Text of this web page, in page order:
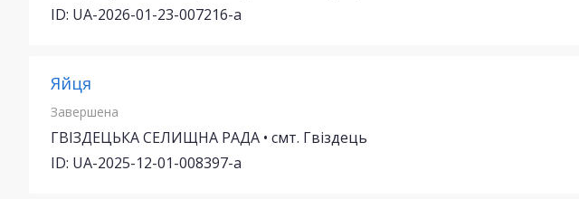
ID: UA-2026-01-23-007216-a
Яйця
Завершена
ГВІЗДЕЦЬКА СЕЛИЩНА РАДА • смт. Гвіздець
ID: UA-2025-12-01-008397-a